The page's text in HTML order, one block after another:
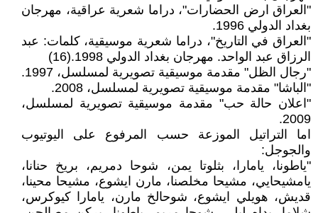
"العراق ارض الحضارات"، دراما شعرية عراقية، مهرجان
بغداد الدولي 1996.
"العراق في التاريخ"، دراما شعرية موسيقية، كلمات: عبد
الرزاق عبد الواحد. مهرجان بغداد الدولي 1998.(16)
"رجال الظل" مقدمة موسيقية تصويرية لمسلسل، 1997.
"الباشا" مقدمة موسيقية تصويرية لمسلسل، 2008.
"اعلان حالة حب" مقدمة موسيقية تصويرية لمسلسل،
2009.
اما التراتيل الموزعة حسب المرفوع على اليوتيوب
والجوجل:
"ياطونا، يامارا، بثلوتا يمن، شوحا دمريم، بريخ حنانا،
يامشيحايي، مشيحا مخلصنا، مارن ايشوع، مشيحا محينا،
قديش، هويلي ايشوع، شوحالخ مارن، يامارا كيوكرس،